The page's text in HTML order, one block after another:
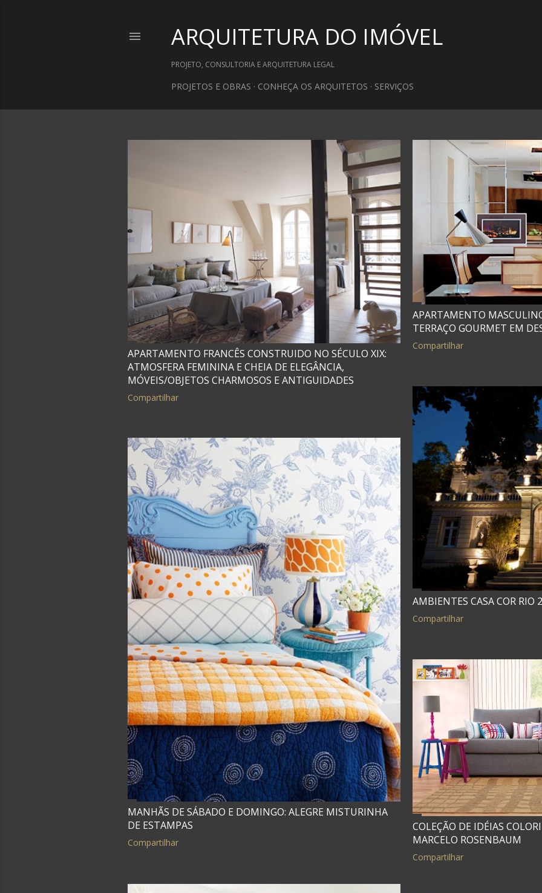
ARQUITETURA DO IMÓVEL
PROJETO, CONSULTORIA E ARQUITETURA LEGAL
PROJETOS E OBRAS CONHEÇA OS ARQUITETOS SERVIÇOS
s
t
a
g
e
n
s
APARTAMENTO FRANCÊS CONSTRUIDO NO SÉCULO XIX:
ATMOSFERA FEMININA E CHEIA DE ELEGÂNCIA,
MÓVEIS/OBJETOS CHARMOSOS E ANTIGUIDADES
Compartilhar
APARTAMENTO
TERRAÇO GOURMET EM
Compartilhar
AMBIENTES CASA COR RIO
Compartilhar
MANHÃS DE SÁBADO E DOMINGO: ALEGRE MISTURINHA
DE ESTAMPAS
Compartilhar
COLEÇÃO DE IDÉIAS
MARCELO ROSENBAUM
Compartilhar